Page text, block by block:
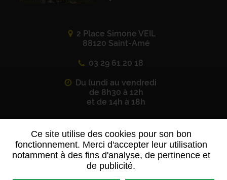
2 Place Simone VEIL
88120 Saint-Amé
03 29 61 20 18
Du lundi au vendredi
de 8h30 à 12h
et de 14h à 18h
Suivez-nous sur les réseaux sociaux
Ce site utilise des cookies pour son bon
fonctionnement. Merci d'accepter leur utilisation
notamment à des fins d'analyse, de pertinence et
de publicité.